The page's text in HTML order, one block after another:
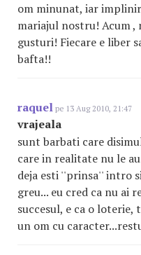
om minunat, iar
mariajul nostru! Acum ,
gusturi! Fiecare e liber
bafta!!
raquel pe 13 Aug 2010, 21:47
vrajeala
sunt barbati care
care in realitate nu le
deja esti ''prinsa'' intro
greu... eu cred ca nu ai
succesul, e ca o
un om cu